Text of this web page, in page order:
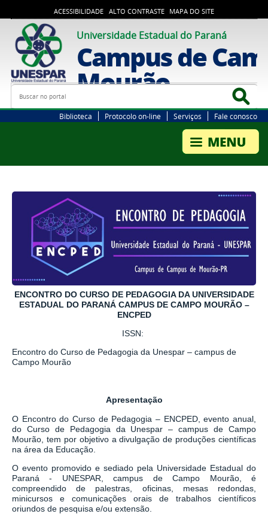
ACESSIBILIDADE ALTO CONTRASTE MAPA DO SITE
Universidade Estadual do Paraná
Campus de
Mourão
Busca
Biblioteca Protocolo on-line Serviços Fale conosco
ENCONTRO DO CURSO DE PEDAGOGIA DA UNIVERSIDADE
ESTADUAL DO PARANÁ CAMPUS DE CAMPO MOURÃO –
ENCPED
ISSN:
Encontro do Curso de Pedagogia da Unespar – campus de
Campo Mourão
Apresentação
O Encontro do Curso de Pedagogia – ENCPED, evento anual,
do Curso de Pedagogia da Unespar – campus de Campo
Mourão, tem por objetivo a divulgação de produções científicas
na área da Educação.
O evento promovido e sediado pela Universidade Estadual do
Paraná - UNESPAR, campus de Campo Mourão, é
compreendido de palestras, oficinas, mesas redondas,
minicursos e comunicações orais de trabalhos científicos
oriundos de pesquisa e/ou extensão.